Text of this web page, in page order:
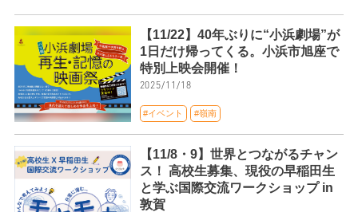
【11/22】40年ぶりに“小浜劇場”が
1日だけ帰ってくる。小浜市旭座で
特別上映会開催！
2025/11/18
#イベント #嶺南
【11/8・9】世界とつながるチャン
ス！ 高校生募集、現役の早稲田生
と学ぶ国際交流ワークショップ in
敦賀